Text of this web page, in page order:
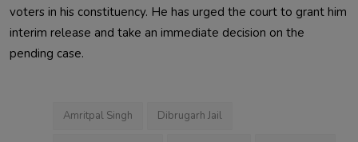
voters in his constituency. He has urged the court to grant him
interim release and take an immediate decision on the
pending case.
Amritpal Singh Dibrugarh Jail